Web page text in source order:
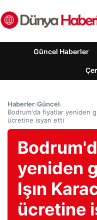
Güncel Haberler
Haberler›Güncel›
Bodrum'da fiyatlar yeniden
ücretine isyan etti
yeniden
Işın
ücretine